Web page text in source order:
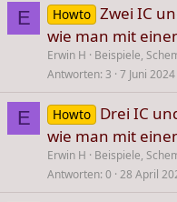
E Howto Zwei IC
wie man mit
Erwin H
Beispiele,
Antworten 3 7 Juni 2024
E Howto Drei IC
wie man mit
Erwin H
Beispiele,
Antworten 0 28 April